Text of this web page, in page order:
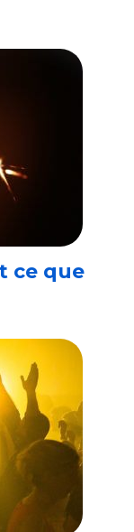
ce que